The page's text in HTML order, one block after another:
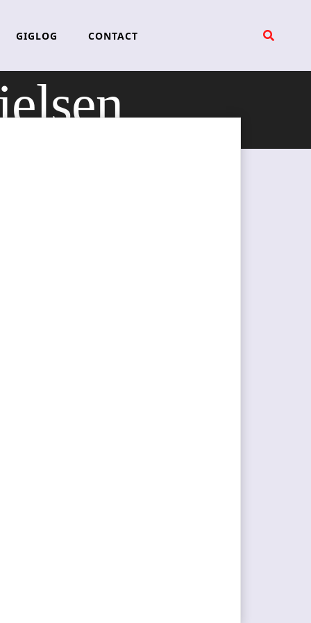
GIGLOG CONTACT